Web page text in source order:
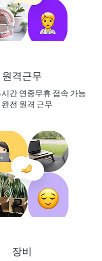
원격근무
간 연중무휴 접속 가능
완전 원격 근무
장비